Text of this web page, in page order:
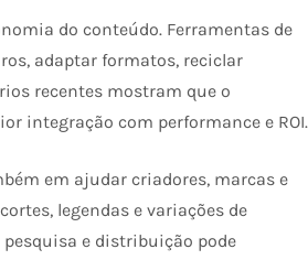
do conteúdo. Ferramentas de
adaptar formatos, reciclar
recentes mostram que o
integração com performance e ROI.
em ajudar criadores, marcas e
legendas e variações de
e distribuição pode